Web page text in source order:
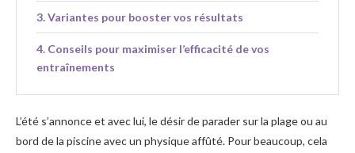
Variantes pour booster vos résultats
Conseils pour maximiser l’efficacité de vos
entraînements
L’été s’annonce et avec lui, le désir de parader sur la plage ou au
bord de la piscine avec un physique affûté. Pour beaucoup, cela